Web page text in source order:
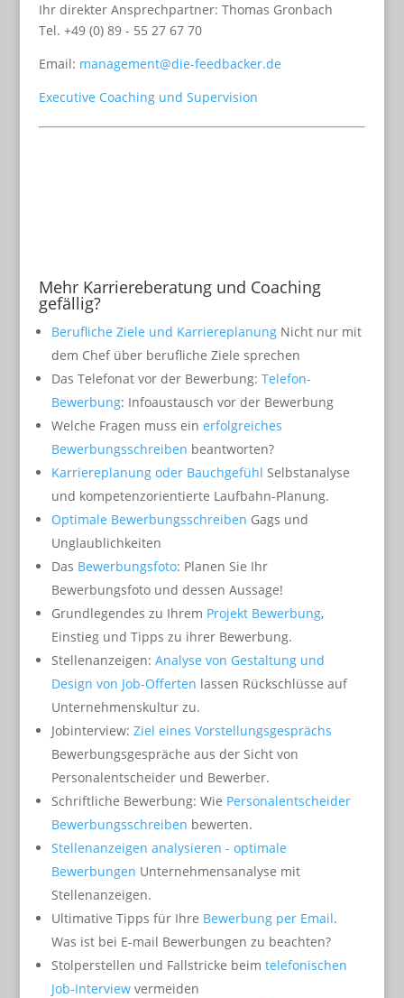
Ihr direkter Ansprechpartner: Thomas Gronbach
Tel. +49 (0) 89 - 55 27 67 70
Email: management@die-feedbacker.de
Executive Coaching und Supervision
Mehr Karriereberatung und Coaching
gefällig?
Berufliche Ziele und KarriereplanungNicht nur mit
dem Chef über berufliche Ziele sprechen
Das Telefonat vor der Bewerbung: Telefon-
Bewerbung: Infoaustausch vor der Bewerbung
Welche Fragen muss ein erfolgreiches
Bewerbungsschreiben beantworten?
Karriereplanung oder Bauchgefühl Selbstanalyse
und kompetenzorientierte Laufbahn-Planung.
Optimale Bewerbungsschreiben Gags und
Unglaublichkeiten
Das Bewerbungsfoto: Planen Sie Ihr
Bewerbungsfoto und dessen Aussage!
Grundlegendes zu Ihrem Projekt Bewerbung,
Einstieg und Tipps zu ihrer Bewerbung.
Stellenanzeigen: Analyse von Gestaltung und
Design von Job-Offerten lassen Rückschlüsse auf
Unternehmenskultur zu.
Jobinterview: Ziel eines Vorstellungsgesprächs
Bewerbungsgespräche aus der Sicht von
Personalentscheider und Bewerber.
Schriftliche Bewerbung: Wie Personalentscheider
Bewerbungsschreiben bewerten.
Stellenanzeigen analysieren - optimale
Bewerbungen Unternehmensanalyse mit
Stellenanzeigen.
Ultimative Tipps für Ihre Bewerbung per Email.
Was ist bei E-mail Bewerbungen zu beachten?
Stolperstellen und Fallstricke beim telefonischen
Job-Interviewvermeiden